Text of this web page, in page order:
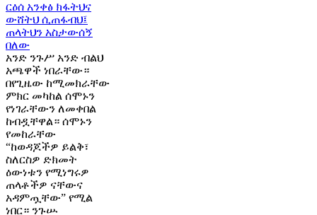
ርዕሰ አንቀፅ ክፋትህና
ውሸትህ ሲጠፋብህ፤
ጠላትህን አስታውሰኝ
በለው
አንድ ንጉሥ አንድ ብልህ
አጫዋች ነበራቸው።
በየጊዜው ከሚመክራቸው
ምክር መካከል ሰሞኑን
የነገራቸውን ለመቀበል
ከብዷቸዋል። ሰሞኑን
የመከራቸው
“ከወዳጆችዎ ይልቅ፣
ስለርስዎ ድክመት
ዕውነቱን የሚነግሩዎ
ጠላቶችዎ ናቸውና
አዳምጧቸው” የሚል
ነበር። ንጉሡ